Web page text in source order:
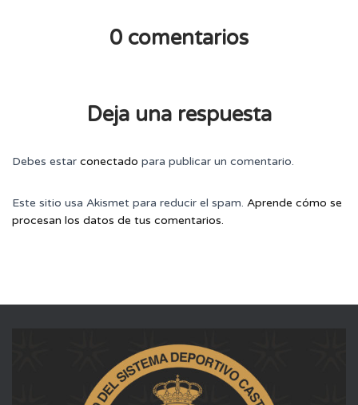
0 comentarios
Deja una respuesta
Debes estar conectado para publicar un comentario.
Este sitio usa Akismet para reducir el spam. Aprende cómo se
procesan los datos de tus comentarios.